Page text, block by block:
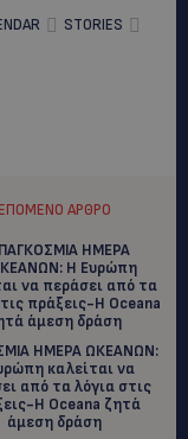
STORIES
ΕΠΌΜΕΝΟ ΆΡΘΡΟ
ΗΜΕΡΑ ΩΚΕΑΝΩΝ:
καλείται να
από τα λόγια στις
Η Oceana ζητά
άμεση δράση